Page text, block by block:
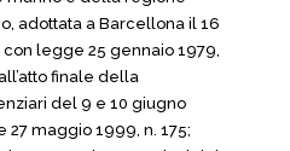
adottata a Barcellona il 16
legge 25 gennaio 1979,
finale della
del 9 e 10 giugno
maggio 1999, n. 175;